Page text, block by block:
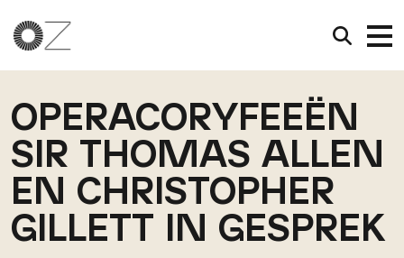
OPERACORYFEEËN
SIR THOMAS ALLEN
EN CHRISTOPHER
GILLETT IN GESPREK